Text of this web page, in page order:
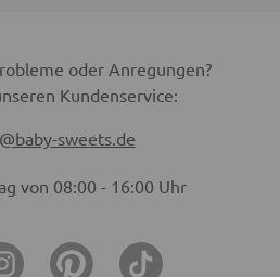
oder Anregungen?
Kundenservice:
sweets.de
von 08:00 - 16:00 Uhr